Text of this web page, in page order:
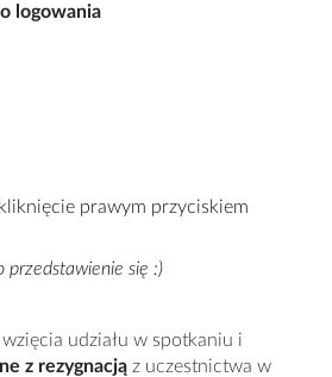
logowania
prawym przyciskiem
przedstawienie się :)
udziału w spotkaniu i
z rezygnacją z uczestnictwa w